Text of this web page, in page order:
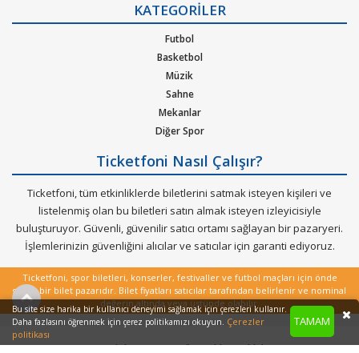
Kurumsal Ağırlama
Nasıl Çalışır
Bilet Tipi ve Teslimat
Üyelik Doğrulama
Sık Sorulan Sorular
KATEGORİLER
Futbol
Basketbol
Müzik
Sahne
Mekanlar
Diğer Spor
Ticketfoni Nasıl Çalışır?
Ticketfoni, tüm etkinliklerde biletlerini satmak isteyen kişileri ve
listelenmiş olan bu biletleri satın almak isteyen izleyicisiyle
buluşturuyor. Güvenli, güvenilir satıcı ortamı sağlayan bir pazaryeri.
İşlemlerinizin güvenliğini alıcılar ve satıcılar için garanti ediyoruz.
Ticketfoni, spor biletleri, konserler, festivaller ve futbol maçları için önde
gelen bir bilet pazarıdır. Bilet fiyatları satıcılar tarafından belirlenir ve nominal
değerin altında veya üstünde olabilir.
Copyright © 2022 - Tüm Hakları Saklıdır
TAMAM
Bu site size harika bir kullanıcı deneyimi sağlamak için çerezleri kullanır.
Daha fazlasını öğrenmek için çerez politikamızı okuyun. Çerezler
politikası